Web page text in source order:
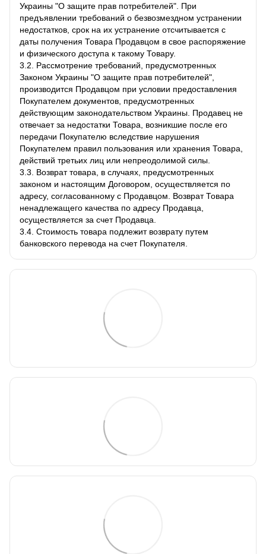
Украины "О защите прав потребителей". При
предъявлении требований о безвозмездном устранении
недостатков, срок на их устранение отсчитывается с
даты получения Товара Продавцом в свое распоряжение
и физического доступа к такому Товару.
3.2. Рассмотрение требований, предусмотренных
Законом Украины "О защите прав потребителей",
производится Продавцом при условии предоставления
Покупателем документов, предусмотренных
действующим законодательством Украины. Продавец не
отвечает за недостатки Товара, возникшие после его
передачи Покупателю вследствие нарушения
Покупателем правил пользования или хранения Товара,
действий третьих лиц или непреодолимой силы.
3.3. Возврат товара, в случаях, предусмотренных
законом и настоящим Договором, осуществляется по
адресу, согласованному с Продавцом. Возврат Товара
ненадлежащего качества по адресу Продавца,
осуществляется за счет Продавца.
3.4. Стоимость товара подлежит возврату путем
банковского перевода на счет Покупателя.